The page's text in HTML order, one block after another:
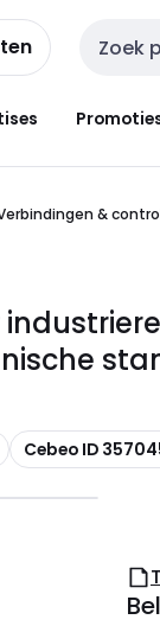
&
Kopiëren
Cebeo ID